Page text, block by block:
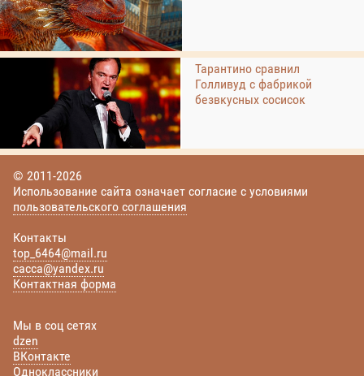
Тарантино сравнил
Голливуд с фабрикой
безвкусных сосисок
© 2011-2026
Использование сайта означает согласие с условиями
пользовательского соглашения
Контакты
top_6464@mail.ru
cacca@yandex.ru
Контактная форма
Мы в соц сетях
dzen
ВКонтакте
Одноклассники